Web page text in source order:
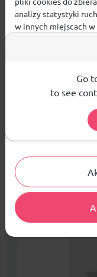
PRODUKTY
WYPRZEDAŻE W
analizy statystyki
w innych miejscach
używanych plików
Aby dowiedzieć się
wykorzystujemy
Go
to see